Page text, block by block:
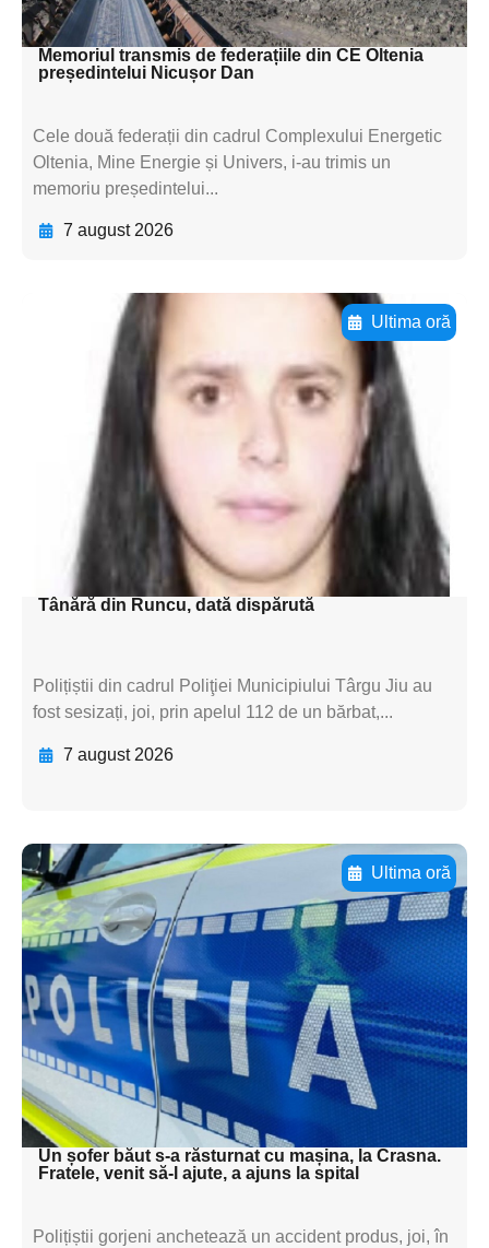
textul pentru subti
Memoriul transmis de federațiile din CE Oltenia
președintelui Nicușor Dan
Cele două federații din cadrul Complexului Energetic
Oltenia, Mine Energie și Univers, i-au trimis un
memoriu președintelui...
7 august 2026
Ultima oră
Adaugă aici textul pentru
subtitluAdaugă aici
textul pentru
subtitluAdaugă aici
textul pentru
subtitluAdaugă aici
textul pentru subti
Tânără din Runcu, dată dispărută
Polițiștii din cadrul Poliţiei Municipiului Târgu Jiu au
fost sesizați, joi, prin apelul 112 de un bărbat,...
7 august 2026
Ultima oră
Adaugă aici textul pentru
subtitluAdaugă aici
textul pentru
subtitluAdaugă aici
textul pentru
subtitluAdaugă aici
textul pentru subti
Un șofer băut s-a răsturnat cu mașina, la Crasna.
Fratele, venit să-l ajute, a ajuns la spital
Polițiștii gorjeni anchetează un accident produs, joi, în